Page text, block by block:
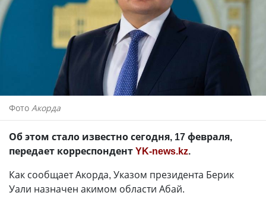
Фото Акорда
Об этом стало известно сегодня, 17 февраля,
передает корреспондентYK-news.kz.
Как сообщает Акорда, Указом президента Берик
Уали назначен акимом области Абай.